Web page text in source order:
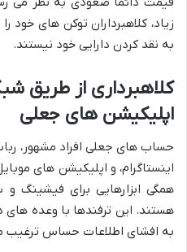
زیاد، کلاهبرداران توکن های خود
به نقد کردن دارایی خود نیستند.
کلاهبرداری از طریق
اپلیکیشن های جعلی
حساب های جعلی افراد مشهور،
اینستاگرام، و اپلیکیشن های
همگی ابزارهایی برای فیشینگ و
هستند. این ترفندها با وعده های
به افشای اطلاعات حساس ترغیب